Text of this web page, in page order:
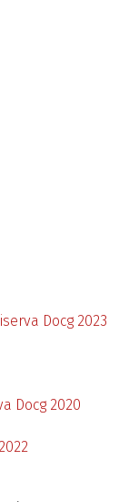
Docg 2023
Docg 2020